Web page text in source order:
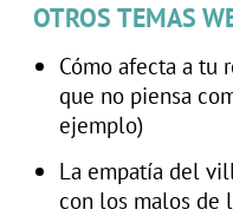
OTROS TEMAS
Cómo afecta a tu
que no piensa
ejemplo)
La empatía del
con los malos de